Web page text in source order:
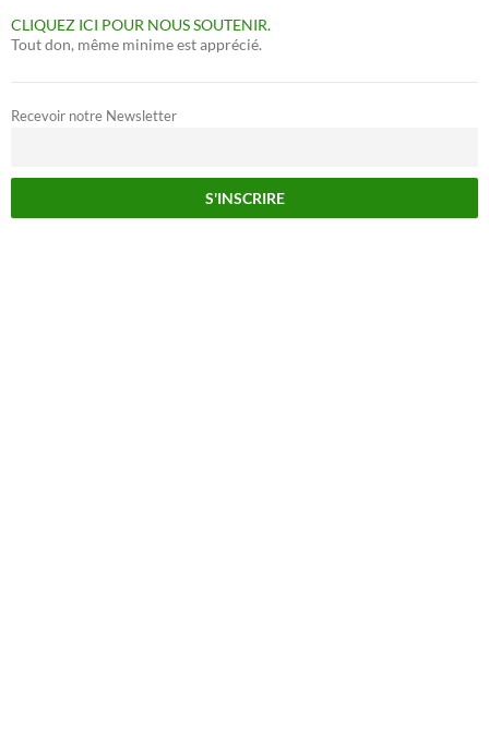
CLIQUEZ ICI POUR NOUS SOUTENIR.
Tout don, même minime est apprécié.
Recevoir notre Newsletter